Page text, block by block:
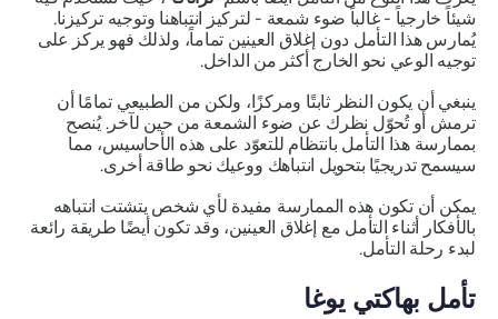
شيئاً خارجياً - غالباً ضوء شمعة - لتركيز انتباهنا وتوجيه تركيزنا.
يُمارس هذا التأمل دون إغلاق العينين تماماً، ولذلك فهو يركز على
توجيه الوعي نحو الخارج أكثر من الداخل.
ينبغي أن يكون النظر ثابتًا ومركزًا، ولكن من الطبيعي تمامًا أن
ترمش أو تُحوّل نظرك عن ضوء الشمعة من حين لآخر. يُنصح
بممارسة هذا التأمل بانتظام للتعوّد على هذه الأحاسيس، مما
سيسمح تدريجيًا بتحويل انتباهك ووعيك نحو طاقة أخرى.
يمكن أن تكون هذه الممارسة مفيدة لأي شخص يتشتت انتباهه
بالأفكار أثناء التأمل مع إغلاق العينين، وقد تكون أيضًا طريقة رائعة
لبدء رحلة التأمل.
تأمل بهاكتي يوغا